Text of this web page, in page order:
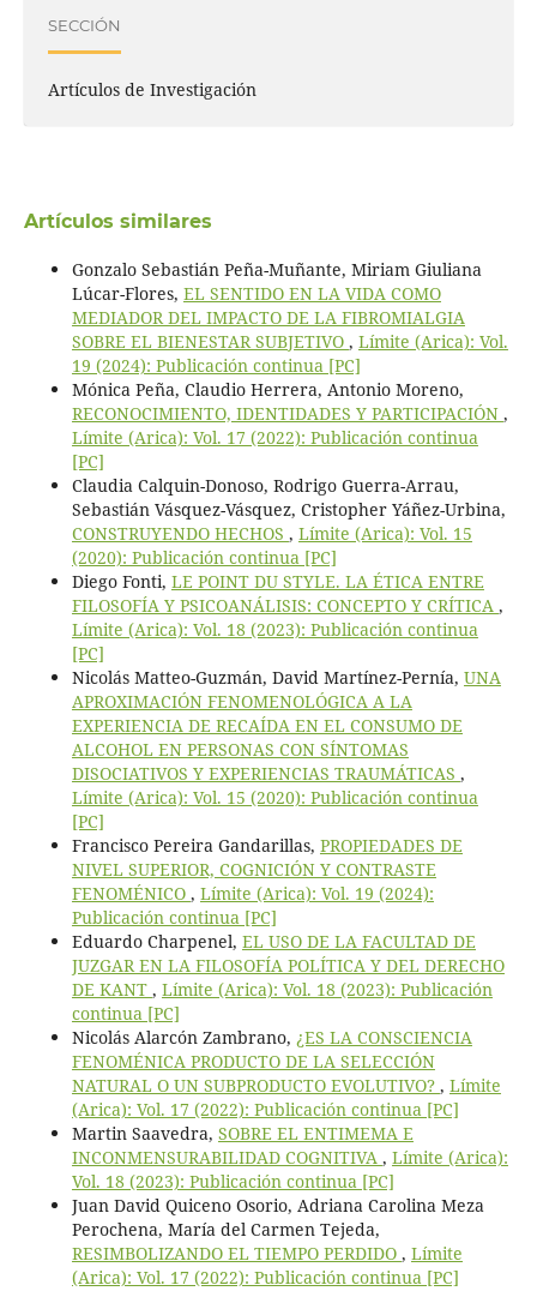
SECCIÓN
Artículos de Investigación
Artículos similares
Gonzalo Sebastián Peña-Muñante, Miriam Giuliana
Lúcar-Flores, EL SENTIDO EN LA VIDA COMO
MEDIADOR DEL IMPACTO DE LA FIBROMIALGIA
SOBRE EL BIENESTAR SUBJETIVO , Límite (Arica): Vol.
19 (2024): Publicación continua [PC]
Mónica Peña, Claudio Herrera, Antonio Moreno,
RECONOCIMIENTO, IDENTIDADES Y PARTICIPACIÓN ,
Límite (Arica): Vol. 17 (2022): Publicación continua
[PC]
Claudia Calquin-Donoso, Rodrigo Guerra-Arrau,
Sebastián Vásquez-Vásquez, Cristopher Yáñez-Urbina,
CONSTRUYENDO HECHOS , Límite (Arica): Vol. 15
(2020): Publicación continua [PC]
Diego Fonti, LE POINT DU STYLE. LA ÉTICA ENTRE
FILOSOFÍA Y PSICOANÁLISIS: CONCEPTO Y CRÍTICA ,
Límite (Arica): Vol. 18 (2023): Publicación continua
[PC]
Nicolás Matteo-Guzmán, David Martínez-Pernía, UNA
APROXIMACIÓN FENOMENOLÓGICA A LA
EXPERIENCIA DE RECAÍDA EN EL CONSUMO DE
ALCOHOL EN PERSONAS CON SÍNTOMAS
DISOCIATIVOS Y EXPERIENCIAS TRAUMÁTICAS ,
Límite (Arica): Vol. 15 (2020): Publicación continua
[PC]
Francisco Pereira Gandarillas, PROPIEDADES DE
NIVEL SUPERIOR, COGNICIÓN Y CONTRASTE
FENOMÉNICO , Límite (Arica): Vol. 19 (2024):
Publicación continua [PC]
Eduardo Charpenel, EL USO DE LA FACULTAD DE
JUZGAR EN LA FILOSOFÍA POLÍTICA Y DEL DERECHO
DE KANT , Límite (Arica): Vol. 18 (2023): Publicación
continua [PC]
Nicolás Alarcón Zambrano, ¿ES LA CONSCIENCIA
FENOMÉNICA PRODUCTO DE LA SELECCIÓN
NATURAL O UN SUBPRODUCTO EVOLUTIVO? , Límite
(Arica): Vol. 17 (2022): Publicación continua [PC]
Martin Saavedra, SOBRE EL ENTIMEMA E
INCONMENSURABILIDAD COGNITIVA , Límite (Arica):
Vol. 18 (2023): Publicación continua [PC]
Juan David Quiceno Osorio, Adriana Carolina Meza
Perochena, María del Carmen Tejeda,
RESIMBOLIZANDO EL TIEMPO PERDIDO , Límite
(Arica): Vol. 17 (2022): Publicación continua [PC]